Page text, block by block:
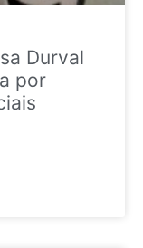
Durval
por